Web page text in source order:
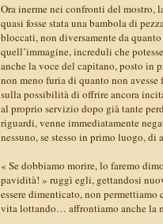
Ora inerme nei confronti del mostro,
quasi fosse stata una bambola di
bloccati, non diversamente da
quell’immagine, increduli che
anche la voce del capitano, posto in
non meno furia di quanto non
sulla possibilità di offrire ancora
al proprio servizio dopo già tante
riguardi, venne immediatamente
nessuno, se stesso in primo luogo, di
« Se dobbiamo morire, lo faremo
pavidità! » ruggì egli, gettandosi
essere dimenticato, non permettiamo
vita lottando… affrontiamo anche la